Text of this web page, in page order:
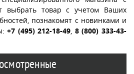
выбрать товар с учетом Ваших
познакомят с новинками и
+7 (495) 212-18-49 8 (800) 333-43-